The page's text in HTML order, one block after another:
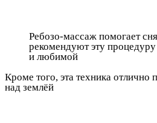
Ребозо-массаж помогает
рекомендуют эту
и любимой
Кроме того, эта техника
над землёй